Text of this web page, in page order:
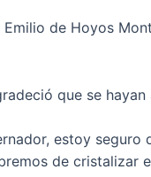
Emilio de Hoyos
que se
estoy
de cristalizar